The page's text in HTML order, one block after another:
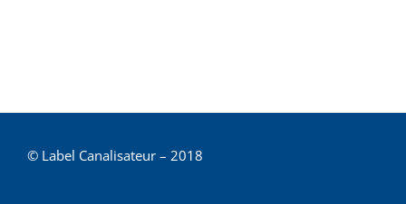
© Label Canalisateur – 2018